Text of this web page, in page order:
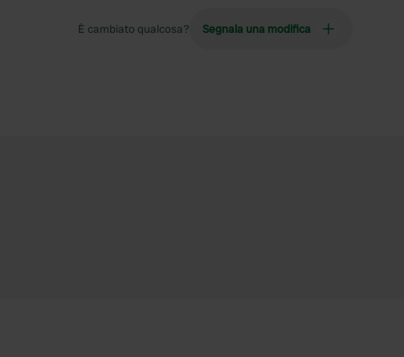
È cambiato qualcosa? Segnala una modifica